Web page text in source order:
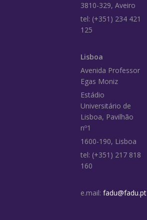
3810-329, Aveiro
tel: (+351) 234 421
125
Lisboa
Avenida Professor
Egas Moniz
Estádio
Universitário de
Lisboa, Pavilhão
nº1
1600-190, Lisboa
tel: (+351) 217 818
160
e.mail: fadu@fadu.pt